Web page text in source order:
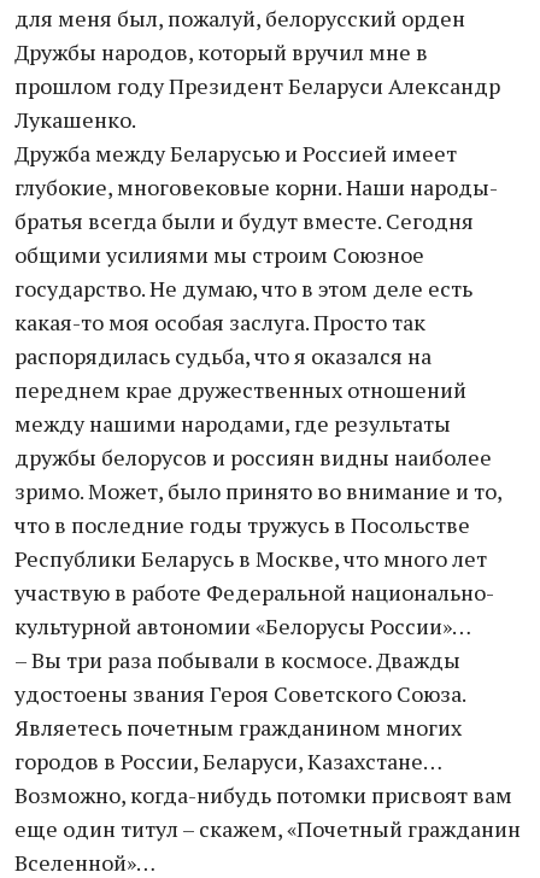
для меня был, пожалуй, белорусский орден
Дружбы народов, который вручил мне в
прошлом году Президент Беларуси Александр
Лукашенко.
Дружба между Беларусью и Россией имеет
глубокие, многовековые корни. Наши народы-
братья всегда были и будут вместе. Сегодня
общими усилиями мы строим Союзное
государство. Не думаю, что в этом деле есть
какая-то моя особая заслуга. Просто так
распорядилась судьба, что я оказался на
переднем крае дружественных отношений
между нашими народами, где результаты
дружбы белорусов и россиян видны наиболее
зримо. Может, было принято во внимание и то,
что в последние годы тружусь в Посольстве
Республики Беларусь в Москве, что много лет
участвую в работе Федеральной национально-
культурной автономии «Белорусы России»…
– Вы три раза побывали в космосе. Дважды
удостоены звания Героя Советского Союза.
Являетесь почетным гражданином многих
городов в России, Беларуси, Казахстане…
Возможно, когда-нибудь потомки присвоят вам
еще один титул – скажем, «Почетный гражданин
Вселенной»…